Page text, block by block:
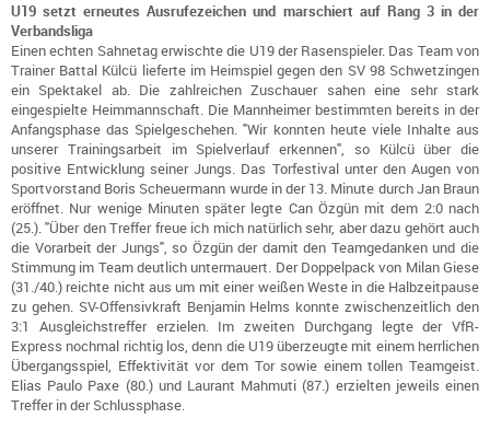
U19 setzt erneutes Ausrufezeichen und marschiert auf Rang 3 in der
Verbandsliga
Einen echten Sahnetag erwischte die U19 der Rasenspieler. Das Team von
Trainer Battal Külcü lieferte im Heimspiel gegen den SV 98 Schwetzingen
ein Spektakel ab. Die zahlreichen Zuschauer sahen eine sehr stark
eingespielte Heimmannschaft. Die Mannheimer bestimmten bereits in der
Anfangsphase das Spielgeschehen. "Wir konnten heute viele Inhalte aus
unserer Trainingsarbeit im Spielverlauf erkennen", so Külcü über die
positive Entwicklung seiner Jungs. Das Torfestival unter den Augen von
Sportvorstand Boris Scheuermann wurde in der 13. Minute durch Jan Braun
eröffnet. Nur wenige Minuten später legte Can Özgün mit dem 2:0 nach
(25.). "Über den Treffer freue ich mich natürlich sehr, aber dazu gehört auch
die Vorarbeit der Jungs", so Özgün der damit den Teamgedanken und die
Stimmung im Team deutlich untermauert. Der Doppelpack von Milan Giese
(31./40.) reichte nicht aus um mit einer weißen Weste in die Halbzeitpause
zu gehen. SV-Offensivkraft Benjamin Helms konnte zwischenzeitlich den
3:1 Ausgleichstreffer erzielen. Im zweiten Durchgang legte der VfR-
Express nochmal richtig los, denn die U19 überzeugte mit einem herrlichen
Übergangsspiel, Effektivität vor dem Tor sowie einem tollen Teamgeist.
Elias Paulo Paxe (80.) und Laurant Mahmuti (87.) erzielten jeweils einen
Treffer in der Schlussphase.